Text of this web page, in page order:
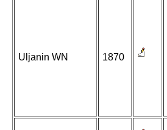
Uljanin WN 1870